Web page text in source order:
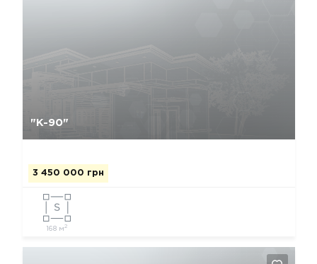
"К-90"
3 450 000 грн
168 м2